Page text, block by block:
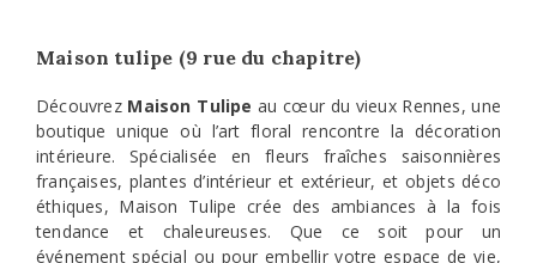
Maison tulipe (9 rue du chapitre)
Découvrez Maison Tulipe au cœur du vieux Rennes, une
boutique unique où l’art floral rencontre la décoration
intérieure. Spécialisée en fleurs fraîches saisonnières
françaises, plantes d’intérieur et extérieur, et objets déco
éthiques, Maison Tulipe crée des ambiances à la fois
tendance et chaleureuses. Que ce soit pour un
événement spécial ou pour embellir votre espace de vie,